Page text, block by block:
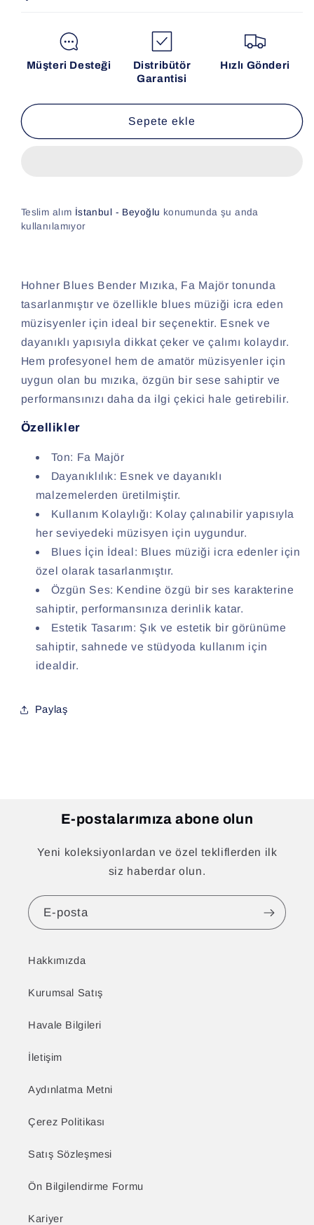
Müşteri Desteği
Distribütör
Garantisi
Hızlı Gönderi
Sepete ekle
Teslim alım İstanbul - Beyoğlu konumunda şu anda
kullanılamıyor
Hohner Blues Bender Mızıka, Fa Majör tonunda
tasarlanmıştır ve özellikle blues müziği icra eden
müzisyenler için ideal bir seçenektir. Esnek ve
dayanıklı yapısıyla dikkat çeker ve çalımı kolaydır.
Hem profesyonel hem de amatör müzisyenler için
uygun olan bu mızıka, özgün bir sese sahiptir ve
performansınızı daha da ilgi çekici hale getirebilir.
Özellikler
Ton: Fa Majör
Dayanıklılık: Esnek ve dayanıklı
malzemelerden üretilmiştir.
Kullanım Kolaylığı: Kolay çalınabilir yapısıyla
her seviyedeki müzisyen için uygundur.
Blues İçin İdeal: Blues müziği icra edenler için
özel olarak tasarlanmıştır.
Özgün Ses: Kendine özgü bir ses karakterine
sahiptir, performansınıza derinlik katar.
Estetik Tasarım: Şık ve estetik bir görünüme
sahiptir, sahnede ve stüdyoda kullanım için
idealdir.
Paylaş
E-postalarımıza abone olun
Yeni koleksiyonlardan ve özel tekliflerden ilk
siz haberdar olun.
E-posta
Hakkımızda
Kurumsal Satış
Havale Bilgileri
İletişim
Aydınlatma Metni
Çerez Politikası
Satış Sözleşmesi
Ön Bilgilendirme Formu
Kariyer